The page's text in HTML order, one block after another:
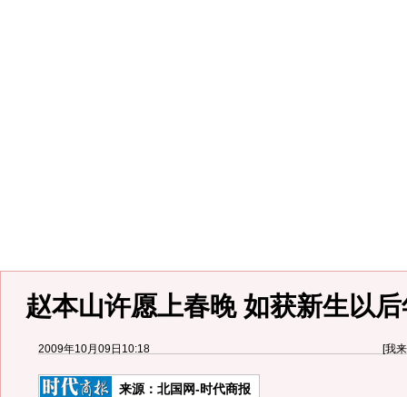
赵本山许愿上春晚 如获新生以
2009年10月09日10:18 [我
来源： 北国网-时代商报